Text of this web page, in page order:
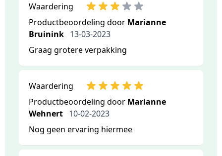
Waardering
Productbeoordeling door Marianne
Bruinink 13-03-2023
Graag grotere verpakking
Waardering
Productbeoordeling door Marianne
Wehnert 10-02-2023
Nog geen ervaring hiermee